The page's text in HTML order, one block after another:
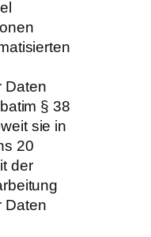
Daten
§ 38
sie in
20
der
Daten